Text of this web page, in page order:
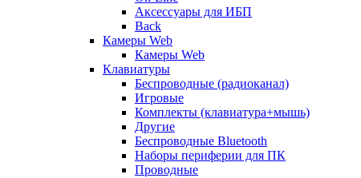
Аксессуары для ИБП
Back
Камеры Web
Камеры Web
Клавиатуры
Беспроводные (радиоканал)
Игровые
Комплекты (клавиатура+мышь)
Другие
Беспроводные Bluetooth
Наборы периферии для ПК
Проводные